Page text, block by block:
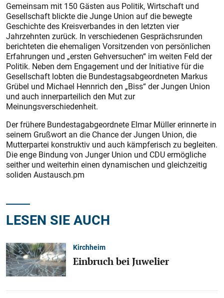
Gemeinsam mit 150 Gästen aus Politik, Wirtschaft und
Gesellschaft blickte die Junge Union auf die bewegte
Geschichte des Kreisverbandes in den letzten vier
Jahrzehnten zurück. In verschiedenen Gesprächsrunden
berichteten die ehemaligen Vorsitzenden von persönlichen
Erfahrungen und „ersten Gehversuchen“ im weiten Feld der
Politik. ­Neben dem Engagement und der Ini­tia­tive für die
Gesellschaft lobten die Bundestagsabgeordneten Markus
Grübel und Michael Hennrich den „Biss“ der Jungen Union
und auch innerparteilich den Mut zur
Meinungsverschiedenheit.
Der frühere Bundestagabgeordnete Elmar Müller erinnerte in
seinem Grußwort an die Chance der Jungen Union, die
Mutterpartei konstruktiv und auch kämpferisch zu begleiten.
Die enge Bindung von Junger Union und CDU ermögliche
seither und weiterhin einen dynamischen und gleichzeitig
soliden Austausch.pm
LESEN SIE AUCH
Kirchheim
Einbruch bei Juwelier